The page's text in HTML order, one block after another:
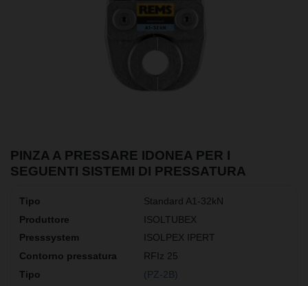
PINZA A PRESSARE IDONEA PER I
SEGUENTI SISTEMI DI PRESSATURA
Standard A1-32kN
ISOLTUBEX
ISOLPEX IPERT
RFIz 25
(PZ-2B)